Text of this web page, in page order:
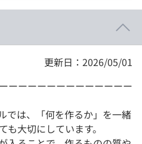
更新日：2026/05/01
ーーーーーーーーーーーーー
では、「何を作るか」を一緒
大切にしています。